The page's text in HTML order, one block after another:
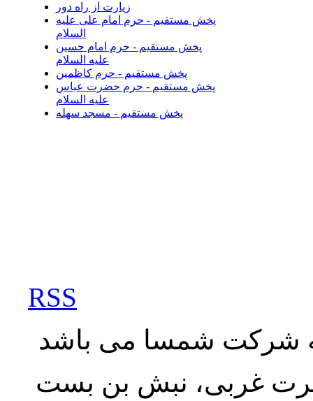
زیارت از راه دور
پخش مستقیم - حرم امام علی علیه
السلام
پخش مستقیم - حرم امام حسین
علیه السلام
پخش مستقیم - حرم کاظمین
پخش مستقیم - حرم حضرت عباس
علیه السلام
پخش مستقیم - مسجد سهله
RSS
شرکت شمسا می باشد
غربی، نبش بن بست